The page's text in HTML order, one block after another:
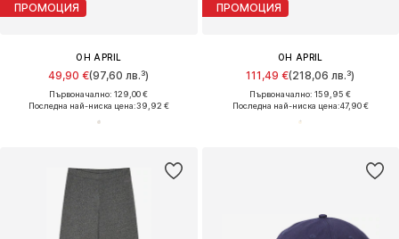
ПРОМОЦИЯ
OH APRIL
49,90 €(97,60 лв.³)
Първоначално: 129,00 €
Последна най-ниска цена:39,92 €
ПРОМОЦИЯ
OH APRIL
111,49 €(218,06 лв.³)
Първоначално: 159,95 €
Последна най-ниска цена:47,90 €